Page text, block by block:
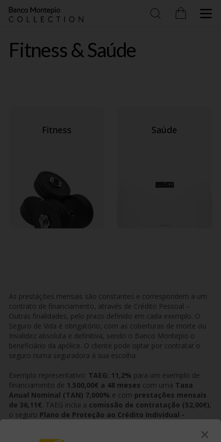
Fitness & Saúde
Fitness Saúde
As prestações mensais são constantes e correspondem a um
contrato de financiamento, através de Crédito Pessoal –
Outras finalidades, pelo prazo definido em cada exemplo. O
Seguro de Vida é obrigatório, com as coberturas de morte ou
Invalidez absoluta e definitiva, sendo o Banco Montepio o
beneficiário da apólice. O cliente pode optar por contratar o
seguro numa seguradora à sua escolha.
Exemplo representativo: TAEG: 11,2% para um exemplo de
financiamento de 1.500,00€ a 48 meses com uma Taxa
Anual Nominal (TAN) 7,000% e com prestações mensais
de 36,11€. TAEG inclui a comissão de contratação (52,00€),
o seguro Plano de Proteção ao Crédito Individual -
juros
O crédito anunciado é exclusivo para